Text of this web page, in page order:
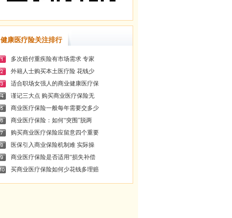
健康医疗险关注排行
多次赔付重疾险有市场需求 专家
外籍人士购买本土医疗险 花钱少
适合职场女强人的商业健康医疗保
谨记三大点 购买商业医疗保险无
商业医疗保险一般每年需要交多少
商业医疗保险：如何“突围”脱两
购买商业医疗保险应留意四个重要
医保引入商业保险机制难 实际操
商业医疗保险是否适用“损失补偿
买商业医疗保险如何少花钱多理赔